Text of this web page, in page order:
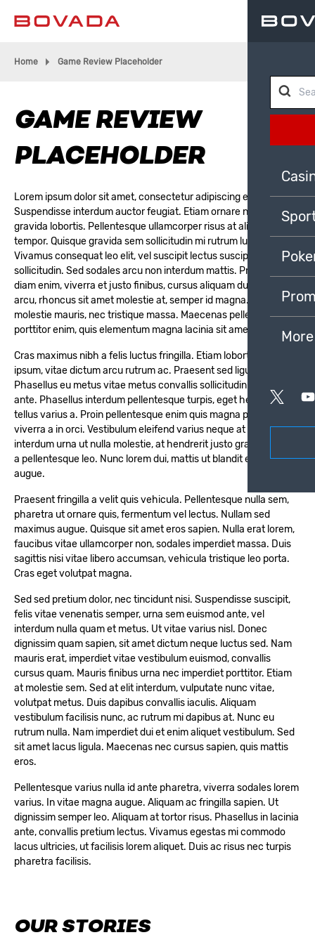
Home Game Review Placeholder
GAME REVIEW
PLACEHOLDER
Lorem ipsum dolor sit amet, consectetur adipiscing elit.
Suspendisse interdum auctor feugiat. Etiam ornare nunc ac
gravida lobortis. Pellentesque ullamcorper risus at aliquam
tempor. Quisque gravida sem sollicitudin mi rutrum luctus.
Vivamus consequat leo elit, vel suscipit lectus suscipit
sollicitudin. Sed sodales arcu non interdum mattis. Praesent
diam enim, viverra et justo finibus, cursus aliquam dui. Duis mi
arcu, rhoncus sit amet molestie at, semper id magna. Aliquam et
molestie mauris, nec tristique massa. Maecenas pellentesque
porttitor enim, quis elementum magna lacinia sit amet.
Cras maximus nibh a felis luctus fringilla. Etiam lobortis tempus
ipsum, vitae dictum arcu rutrum ac. Praesent sed ligula leo.
Phasellus eu metus vitae metus convallis sollicitudin vel nec
ante. Phasellus interdum pellentesque turpis, eget hendrerit
tellus varius a. Proin pellentesque enim quis magna porttitor
viverra a in orci. Vestibulum eleifend varius neque at finibus. Sed
interdum urna ut nulla molestie, at hendrerit justo gravida. Nulla
a pellentesque leo. Nunc lorem dui, mattis ut blandit et, lobortis in
augue.
Praesent fringilla a velit quis vehicula. Pellentesque nulla sem,
pharetra ut ornare quis, fermentum vel lectus. Nullam sed
maximus augue. Quisque sit amet eros sapien. Nulla erat lorem,
faucibus vitae ullamcorper non, sodales imperdiet massa. Duis
sagittis nisi vitae libero accumsan, vehicula tristique leo porta.
Cras eget volutpat magna.
Sed sed pretium dolor, nec tincidunt nisi. Suspendisse suscipit,
felis vitae venenatis semper, urna sem euismod ante, vel
interdum nulla quam et metus. Ut vitae varius nisl. Donec
dignissim quam sapien, sit amet dictum neque luctus sed. Nam
mauris erat, imperdiet vitae vestibulum euismod, convallis
cursus quam. Mauris finibus urna nec imperdiet porttitor. Etiam
at molestie sem. Sed at elit interdum, vulputate nunc vitae,
volutpat metus. Duis dapibus convallis iaculis. Aliquam
vestibulum facilisis nunc, ac rutrum mi dapibus at. Nunc eu
rutrum nulla. Nam imperdiet dui et enim aliquet vestibulum. Sed
sit amet lacus ligula. Maecenas nec cursus sapien, quis mattis
eros.
Pellentesque varius nulla id ante pharetra, viverra sodales lorem
varius. In vitae magna augue. Aliquam ac fringilla sapien. Ut
dignissim semper leo. Aliquam at tortor risus. Phasellus in lacinia
ante, convallis pretium lectus. Vivamus egestas mi commodo
lacus ultricies, ut facilisis lorem aliquet. Duis ac risus nec turpis
pharetra facilisis.
OUR STORIES
More